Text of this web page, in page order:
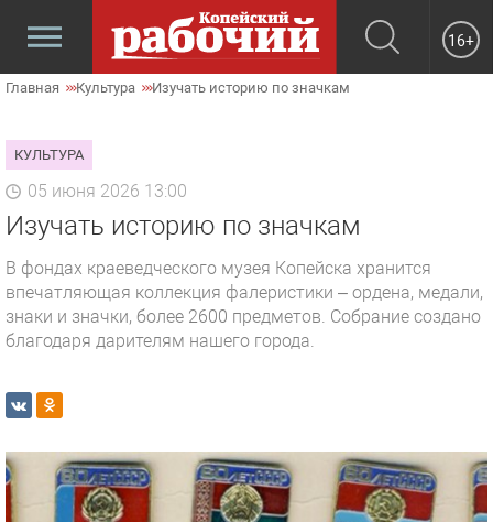
16+
Главная Культура Изучать историю по значкам
КУЛЬТУРА
05 июня 2026 13:00
Изучать историю по значкам
В фондах краеведческого музея Копейска хранится
впечатляющая коллекция фалеристики – ордена, медали,
знаки и значки, более 2600 предметов. Собрание создано
благодаря дарителям нашего города.